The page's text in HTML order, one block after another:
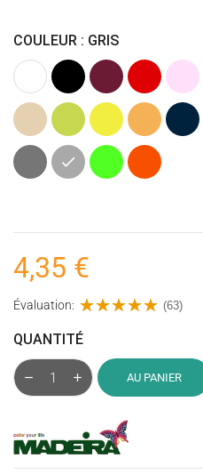
COULEUR : GRIS
Blanc Noir BordeauxRouge Rose
Clair
Beige
Vert
anis
Jaune Ocre
(Jaune)
Bleu
marine
Gris
foncé
Gris
Vert
Fluo
Orange
Fluo
4,35 €
Évaluation: (63)
QUANTITÉ
AU PANIER